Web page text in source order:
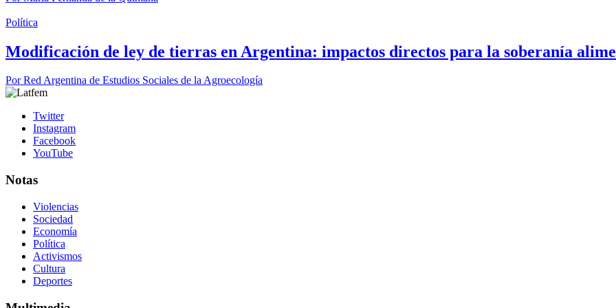
Política
Modificación de ley de tierras en Argentina: impactos directos para la soberanía
PorRed Argentina de Estudios Sociales de la Agroecología
Twitter
Instagram
Facebook
YouTube
Notas
Violencias
Sociedad
Economía
Política
Activismos
Cultura
Deportes